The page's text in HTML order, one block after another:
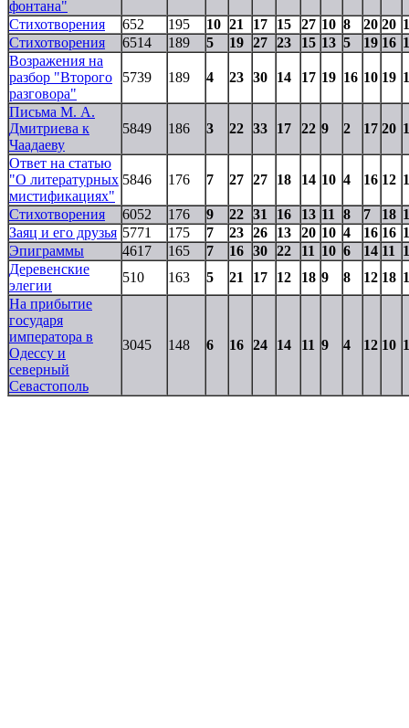
фонтана"
Стихотворения 652 195 10 21 17 15 27 10 8 20 20
Стихотворения
6514 189 5 19 27 23 15 13 5 19 16
Возражения на
разбор "Второго
разговора"
5739 189 4 23 30 14 17 19 16 10 19
Письма М. A.
Дмитриева к
Чаадаеву
5849 186 3 22 33 17 22 9 2 17 20
Ответ на статью
"О литературных
мистификациях"
5846 176 7 27 27 18 14 10 4 16 12
Стихотворения 6052 176 9 22 31 16 13 11 8 7 18
Заяц и его друзья 5771 175 7 23 26 13 20 10 4 16 16
Эпиграммы
4617 165 7 16 30 22 11 10 6 14 11
Деревенские
элегии
510 163 5 21 17 12 18 9 8 12 18
На прибытие
государя
императора в
Одессу и
северный
Севастополь
3045 148 6 16 24 14 11 9 4 12 10